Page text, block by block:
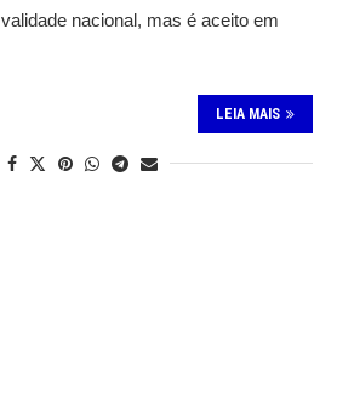
nacional, mas é aceito em
LEIA MAIS